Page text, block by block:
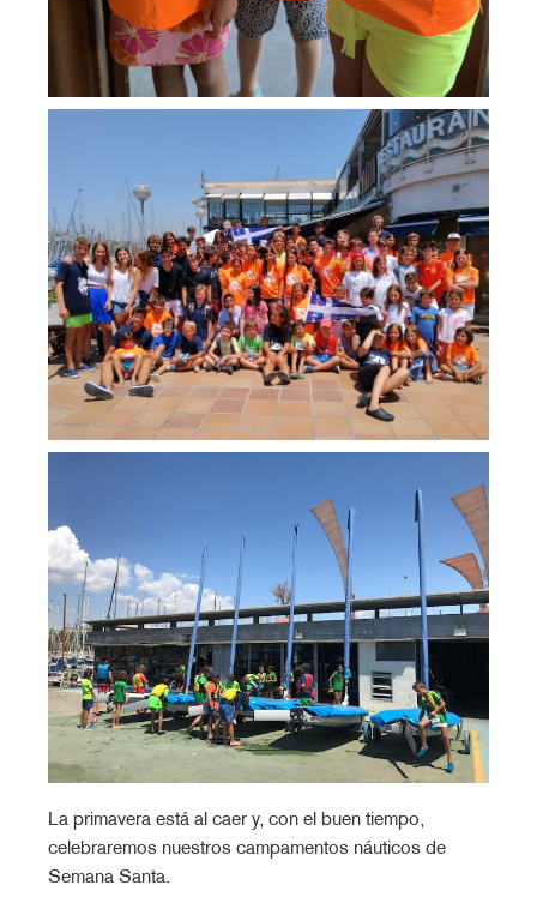
La primavera está al caer y, con el buen tiempo,
celebraremos nuestros campamentos náuticos de
Semana Santa.